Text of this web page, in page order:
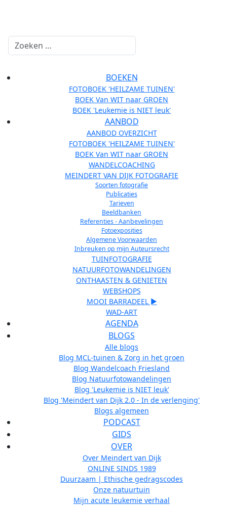
BOEKEN
FOTOBOEK 'HEILZAME TUINEN'
BOEK Van WIT naar GROEN
BOEK 'Leukemie is NIET leuk'
AANBOD
AANBOD OVERZICHT
FOTOBOEK 'HEILZAME TUINEN'
BOEK Van WIT naar GROEN
WANDELCOACHING
MEINDERT VAN DIJK FOTOGRAFIE
Soorten fotografie
Publicaties
Tarieven
Beeldbanken
Referenties - Aanbevelingen
Fotoexposities
Algemene Voorwaarden
Inbreuken op mijn Auteursrecht
TUINFOTOGRAFIE
NATUURFOTOWANDELINGEN
ONTHAASTEN & GENIETEN
WEBSHOPS
MOOI BARRADEEL ►
WAD-ART
AGENDA
BLOGS
Alle blogs
Blog MCL-tuinen & Zorg in het groen
Blog Wandelcoach Friesland
Blog Natuurfotowandelingen
Blog 'Leukemie is NIET leuk'
Blog 'Meindert van Dijk 2.0 - In de verlenging'
Blogs algemeen
PODCAST
GIDS
OVER
Over Meindert van Dijk
ONLINE SINDS 1989
Duurzaam | Ethische gedragscodes
Onze natuurtuin
Mijn acute leukemie verhaal